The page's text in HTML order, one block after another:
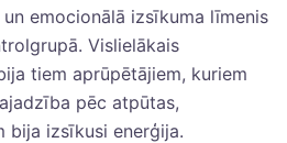
emocionālā izsīkuma līmenis
Vislielākais
tiem aprūpētājiem, kuriem
pēc atpūtas,
bija izsīkusi enerģija.